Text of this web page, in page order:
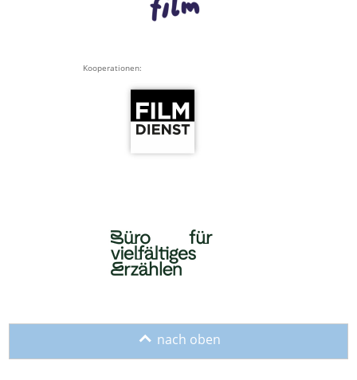
Kooperationen:
o